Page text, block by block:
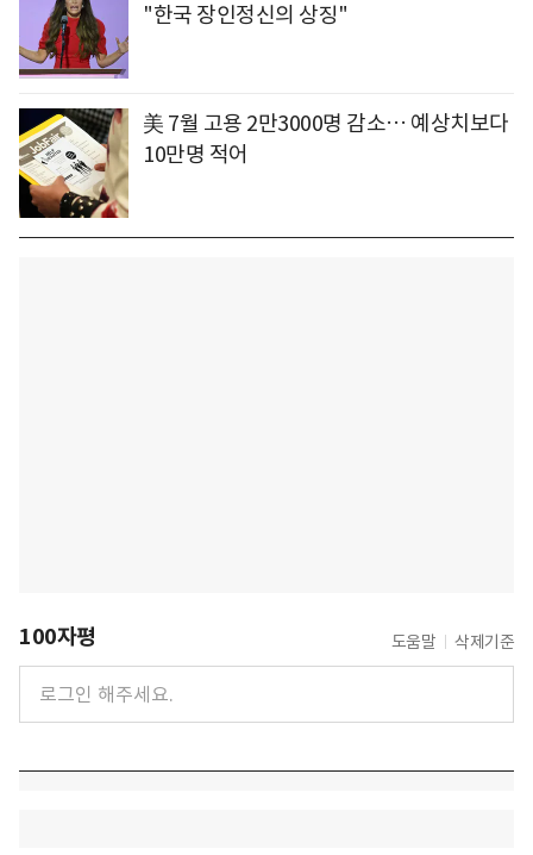
"한국 장인정신의 상징"
美 7월 고용 2만3000명 감소… 예상치보다
10만명 적어
100자평 도움말 삭제기준